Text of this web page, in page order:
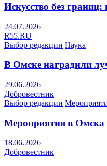
Искусство без
24.07.2026
R55.RU
Выбор редакции Наука
В Омске наградили
29.06.2026
Добровестник
Выбор редакции
Мероприятия в Омска
18.06.2026
Добровестник